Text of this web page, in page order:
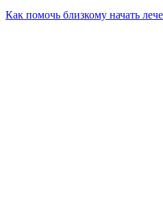
Как помочь близкому начать